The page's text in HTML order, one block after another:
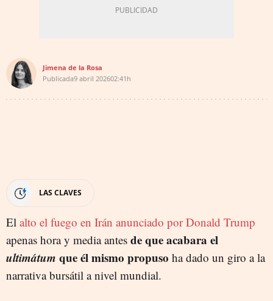
Jimena de la Rosa
Publicada9 abril 202602:41h
LAS CLAVES
El alto el fuego en Irán anunciado por Donald Trump
apenas hora y media antes de que acabara el
ultimátum que él mismo propuso ha dado un giro a la
narrativa bursátil a nivel mundial.